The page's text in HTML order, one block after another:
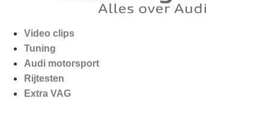
Video clips
Tuning
Audi motorsport
Rijtesten
Extra VAG